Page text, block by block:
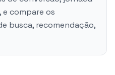
compare os
busca, recomendação,